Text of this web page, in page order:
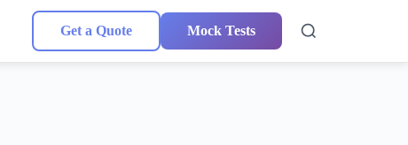
Get a Quote Mock Tests